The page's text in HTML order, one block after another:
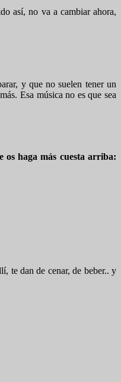
así, no va a cambiar ahora,
y que no suelen tener un
Esa música no es que sea
os haga más cuesta arriba:
te dan de cenar, de beber.. y